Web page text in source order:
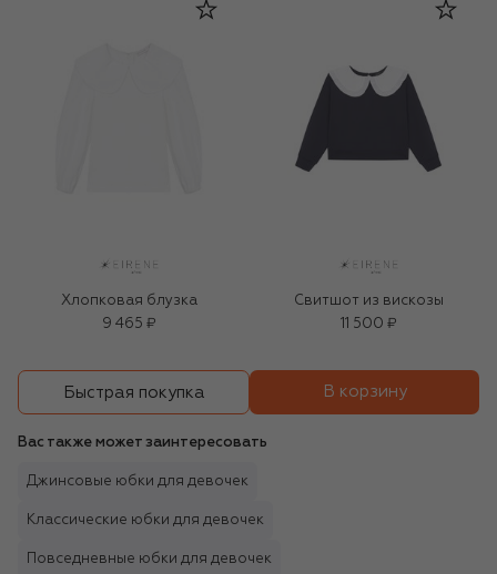
Хлопковая блузка
9 465 ₽
Свитшот из вискозы
11 500 ₽
Быстрая покупка В корзину
Вас также может заинтересовать
Джинсовые юбки для девочек
Классические юбки для девочек
Повседневные юбки для девочек